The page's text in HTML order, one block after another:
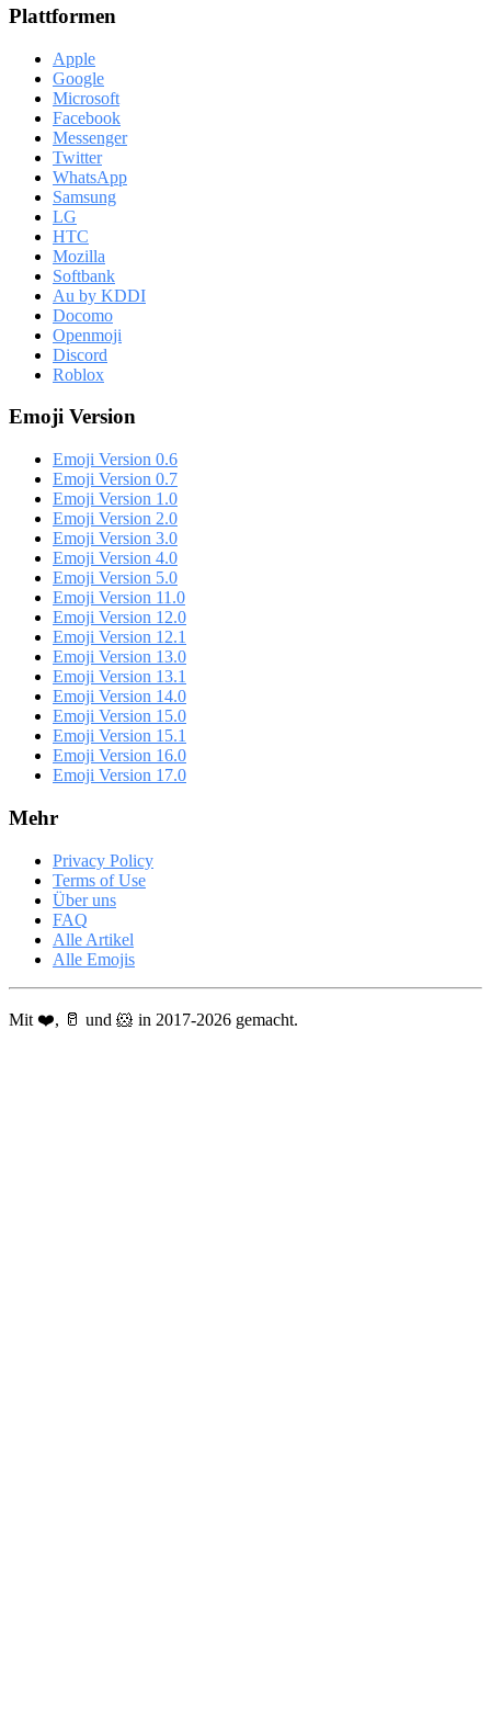
Plattformen
Apple
Google
Microsoft
Facebook
Messenger
Twitter
WhatsApp
Samsung
LG
HTC
Mozilla
Softbank
Au by KDDI
Docomo
Openmoji
Discord
Roblox
Emoji Version
Emoji Version 0.6
Emoji Version 0.7
Emoji Version 1.0
Emoji Version 2.0
Emoji Version 3.0
Emoji Version 4.0
Emoji Version 5.0
Emoji Version 11.0
Emoji Version 12.0
Emoji Version 12.1
Emoji Version 13.0
Emoji Version 13.1
Emoji Version 14.0
Emoji Version 15.0
Emoji Version 15.1
Emoji Version 16.0
Emoji Version 17.0
Mehr
Privacy Policy
Terms of Use
Über uns
FAQ
Alle Artikel
Alle Emojis
Mit ❤️, 🥛 und 🐹 in 2017-2026 gemacht.